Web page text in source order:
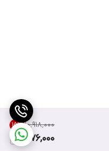
۱۰٬۹۱۸٬۰۰۰ 15%
9,176,000